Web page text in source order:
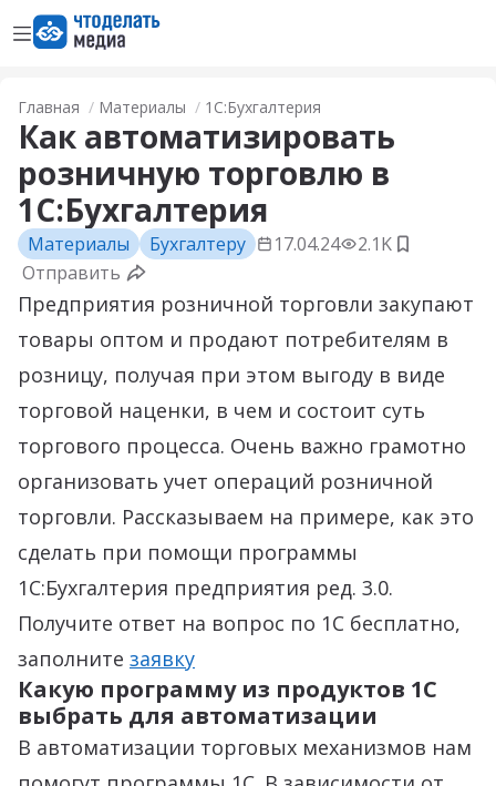
Открыть менюПерейти на главную страницу
Главная Материалы 1С:Бухгалтерия
Как автоматизировать
розничную торговлю в
1С:Бухгалтерия
Материалы Бухгалтеру 17.04.24 2.1K Добавить
Отправить
Предприятия розничной торговли закупают
товары оптом и продают потребителям в
розницу, получая при этом выгоду в виде
торговой наценки, в чем и состоит суть
торгового процесса. Очень важно грамотно
организовать учет операций розничной
торговли. Рассказываем на примере, как это
сделать при помощи программы
1С:Бухгалтерия предприятия ред. 3.0.
Получите ответ на вопрос по 1С бесплатно,
заполните заявку
Какую программу из продуктов 1С
выбрать для автоматизации
В автоматизации торговых механизмов нам